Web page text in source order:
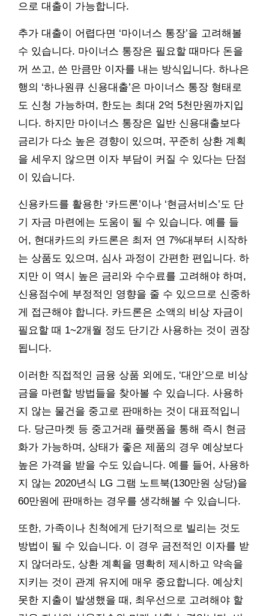
으로 대출이 가능합니다.
추가 대출이 어렵다면 ‘마이너스 통장’을 고려해볼
수 있습니다. 마이너스 통장은 필요할 때마다 돈을
꺼 쓰고, 쓴 만큼만 이자를 내는 방식입니다. 하나은
행의 ‘하나원큐 신용대출’은 마이너스 통장 형태로
도 신청 가능하며, 한도는 최대 2억 5천만원까지입
니다. 하지만 마이너스 통장은 일반 신용대출보다
금리가 다소 높은 경향이 있으며, 꾸준히 상환 계획
을 세우지 않으면 이자 부담이 커질 수 있다는 단점
이 있습니다.
신용카드를 활용한 ‘카드론’이나 ‘현금서비스’도 단
기 자금 마련에는 도움이 될 수 있습니다. 예를 들
어, 현대카드의 카드론은 최저 연 7%대부터 시작하
는 상품도 있으며, 심사 과정이 간편한 편입니다. 하
지만 이 역시 높은 금리와 수수료를 고려해야 하며,
신용점수에 부정적인 영향을 줄 수 있으므로 신중하
게 접근해야 합니다. 카드론은 소액의 비상 자금이
필요할 때 1~2개월 정도 단기간 사용하는 것이 권장
됩니다.
이러한 직접적인 금융 상품 외에도, ‘대안’으로 비상
금을 마련할 방법들을 찾아볼 수 있습니다. 사용하
지 않는 물건을 중고로 판매하는 것이 대표적입니
다. 당근마켓 등 중고거래 플랫폼을 통해 즉시 현금
화가 가능하며, 상태가 좋은 제품의 경우 예상보다
높은 가격을 받을 수도 있습니다. 예를 들어, 사용하
지 않는 2020년식 LG 그램 노트북(130만원 상당)을
60만원에 판매하는 경우를 생각해볼 수 있습니다.
또한, 가족이나 친척에게 단기적으로 빌리는 것도
방법이 될 수 있습니다. 이 경우 금전적인 이자를 받
지 않더라도, 상환 계획을 명확히 제시하고 약속을
지키는 것이 관계 유지에 매우 중요합니다. 예상치
못한 지출이 발생했을 때, 최우선으로 고려해야 할